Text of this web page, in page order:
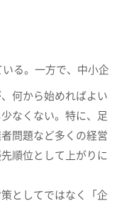
る。一方で、中小企
何から始めればよい
なくない。特に、足
問題など多くの経営
順位として上がりに
としてではなく「企